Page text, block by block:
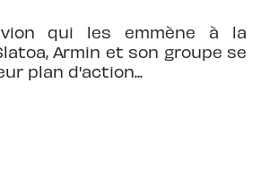
qui les emmène à la
Armin et son groupe se
plan d'action...